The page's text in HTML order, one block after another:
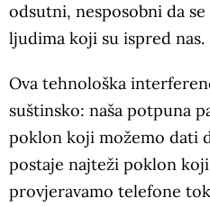
odsutni, nesposobni da
ljudima koji su ispred nas.
Ova tehnološka
suštinsko: naša potpuna
poklon koji možemo dati
postaje najteži poklon
provjeravamo telefone